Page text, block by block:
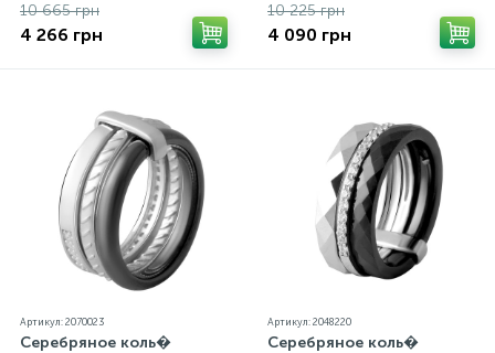
10 665 грн
4 266 грн
10 225 грн
4 090 грн
Артикул: 2070023
Серебряное коль�
Артикул: 2048220
Серебряное коль�